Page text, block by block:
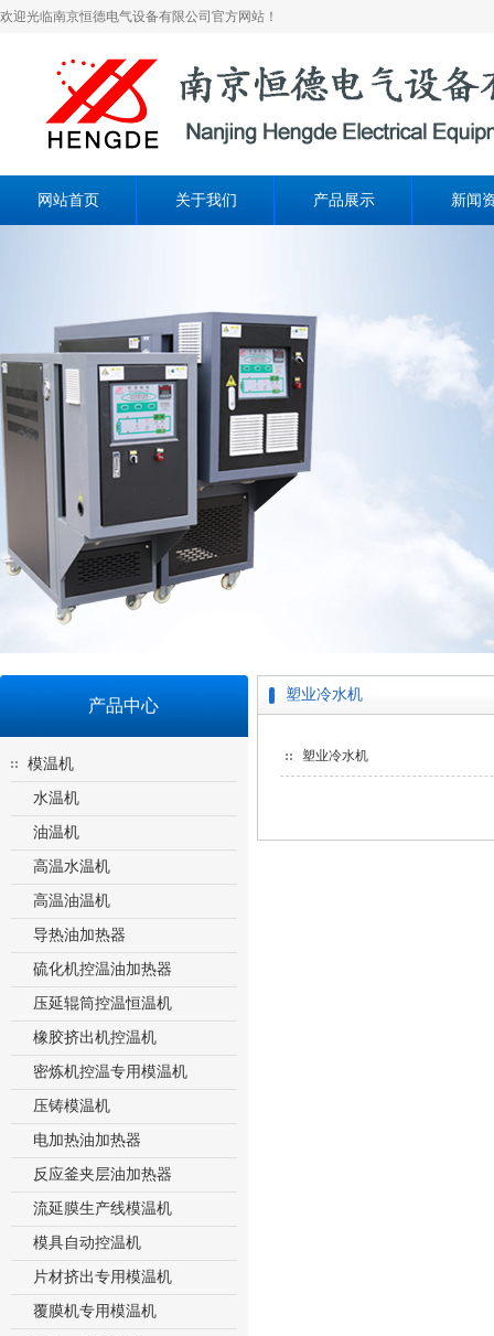
欢迎光临南京恒德电气设备有限公司官方网站！
网站首页 关于我们 产品展示 新闻
产品中心
模温机
水温机
油温机
高温水温机
高温油温机
导热油加热器
硫化机控温油加热器
压延辊筒控温恒温机
橡胶挤出机控温机
密炼机控温专用模温机
压铸模温机
电加热油加热器
反应釜夹层油加热器
流延膜生产线模温机
模具自动控温机
片材挤出专用模温机
覆膜机专用模温机
塑业冷水机
塑业冷水机